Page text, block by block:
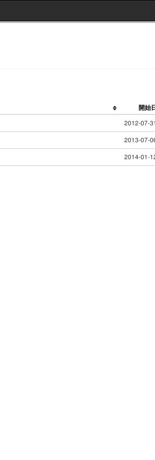
開始日
2012-07-31
2013-07-
2014-01-